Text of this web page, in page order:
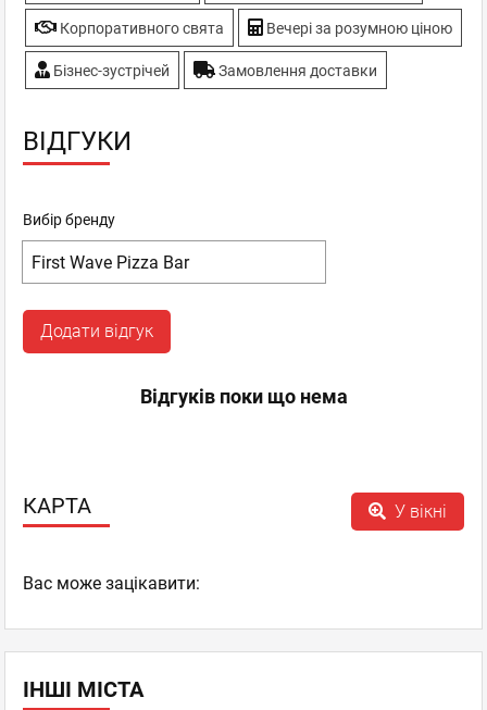
Корпоративного свята Вечері за розумною ціною
Бізнес-зустрічей Замовлення доставки
ВІДГУКИ
Вибір бренду
Додати відгук
Відгуків поки що нема
КАРТА У вікні
Вас може зацікавити:
ІНШІ МІСТА